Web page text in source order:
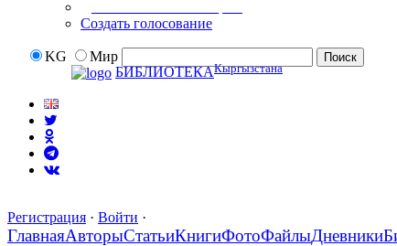
Создать голосование
KG
Мир
БИБЛИОТЕКАКыргызстана
Регистрация · Войти ·
ГлавнаяАвторыСтатьиКнигиФотоФайлыДневники